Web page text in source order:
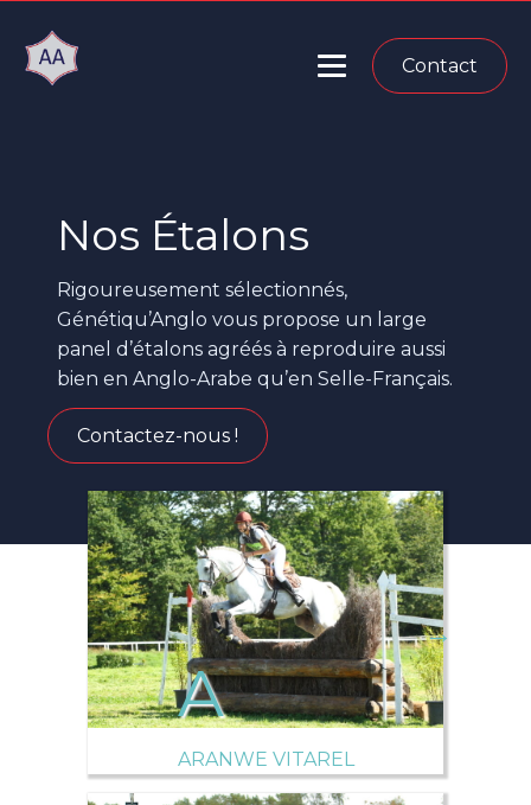
Contact
Nos Étalons
Rigoureusement sélectionnés,
Génétiqu’Anglo vous propose un large
panel d’étalons agréés à reproduire aussi
bien en Anglo-Arabe qu’en Selle-Français.
Contactez-nous !
ARANWE VITAREL
→